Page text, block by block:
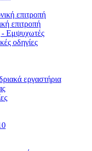
επιτροπή
επιτροπή
- Εμψυχωτές
οδηγίες
εργαστήρια